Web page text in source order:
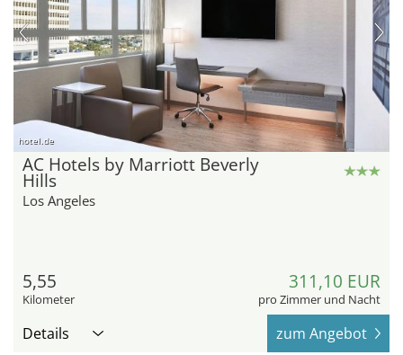
hotel.de
AC Hotels by Marriott Beverly
Hills
Los Angeles
5,55
Kilometer
311,10 EUR
pro Zimmer und Nacht
Details zum Angebot